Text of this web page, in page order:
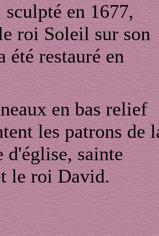
en 1677,
roi Soleil sur son
été restauré en
en bas relief
les patrons de
d'église, sainte
le roi David.